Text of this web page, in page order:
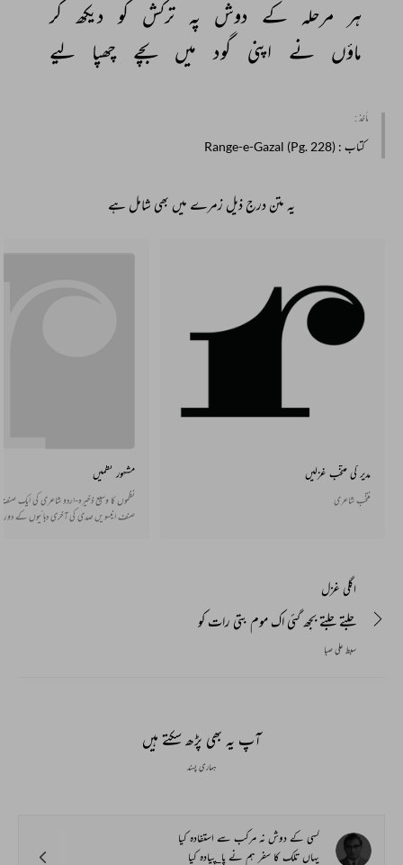
ہر
مرحلہ کے دوش پہ ترکش کو دیکھ کر
ماؤں
نے اپنی گود میں بچے چھپا لیے
مأخذ :
کتاب : Range-e-Gazal (Pg. 228)
یہ متن درج ذیل زمرے میں بھی شامل ہے
مدیر کی منتخب غزلیں
منتخب شاعری
مشہور نظمیں
نظموں کا وسیع ذخیرہ-اردو شاعری کی ایک
صنف انیسویں صدی کی آخری دہائیوں کے
اگلی غزل
جلتے جلتے بجھ گئی اک موم بتی رات کو
سبط علی صبا
آپ یہ بھی پڑھ سکتے ہیں
ہماری پسند
کسی کے دوش نہ مرکب سے استفادہ کیا
یہاں تلک کا سفر ہم نے پا_پیادہ کیا